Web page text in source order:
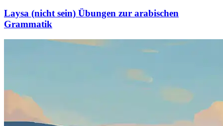
Laysa (nicht sein) Übungen zur arabischen
Grammatik